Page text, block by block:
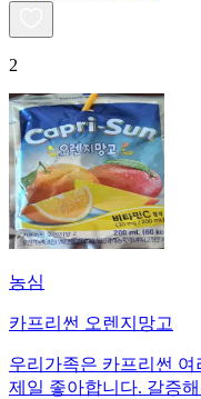
2
농심
카프리썬 오렌지망고
우리가족은 카프리썬
제일 좋아합니다. 갈증